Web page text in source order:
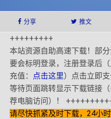
分享 推文
+++++++++
本站资源自助高速下载！部
要会标明登录，注册登录后（
充值：
点击这里）点击立即
等待页面跳转显示下载链接
荐电脑访问）！
请尽快抓紧及时下载，24小